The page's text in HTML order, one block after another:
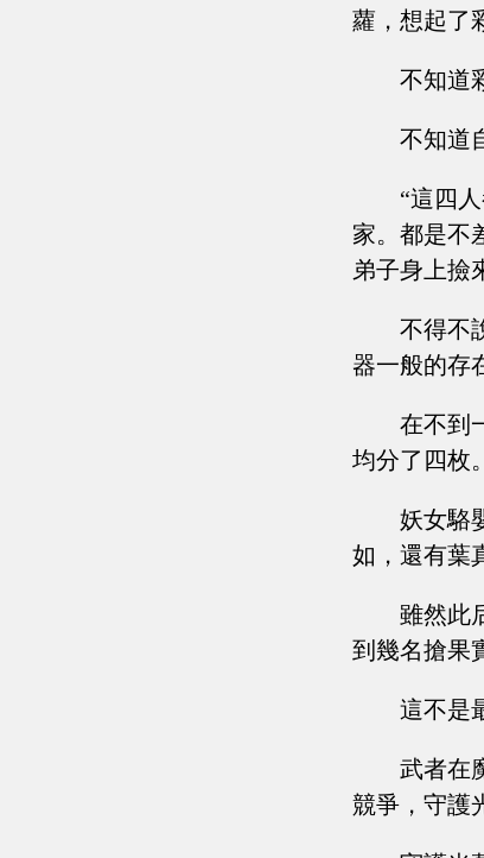
蘿，想起了
不知道
不知道
“這四
家。都是不
弟子身上撿
不得不
器一般的存
在不到
均分了四枚
妖女駱
如，還有葉
雖然此
到幾名搶果
這不是
武者在
競爭，守護